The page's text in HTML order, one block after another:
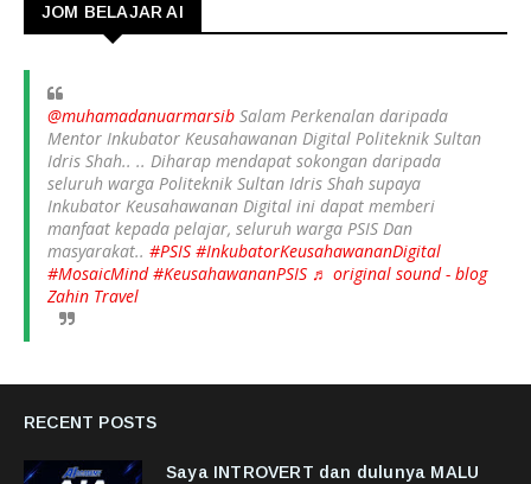
JOM BELAJAR AI
@muhamadanuarmarsib Salam Perkenalan daripada
Mentor Inkubator Keusahawanan Digital Politeknik Sultan
Idris Shah.. .. Diharap mendapat sokongan daripada
seluruh warga Politeknik Sultan Idris Shah supaya
Inkubator Keusahawanan Digital ini dapat memberi
manfaat kepada pelajar, seluruh warga PSIS Dan
masyarakat.. #PSIS #InkubatorKeusahawananDigital
#MosaicMind #KeusahawananPSIS ♬ original sound - blog
Zahin Travel
RECENT POSTS
Saya INTROVERT dan dulunya MALU